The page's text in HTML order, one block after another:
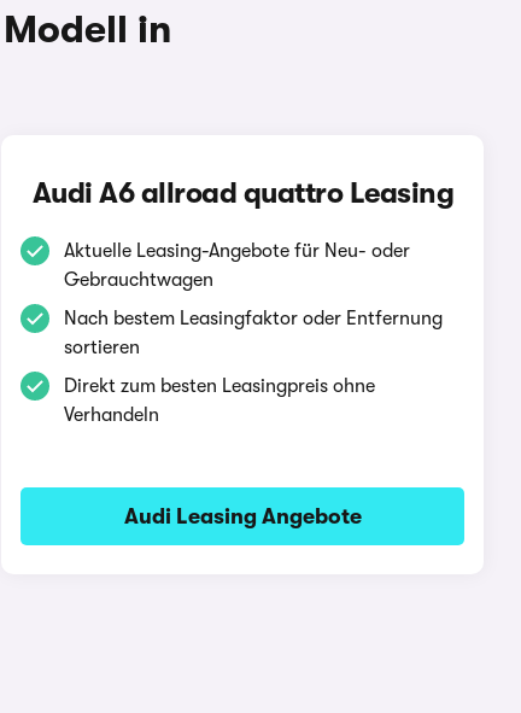
in
Audi A6 allroad quattro Leasing
Aktuelle Leasing-Angebote für Neu- oder
Gebrauchtwagen
Nach bestem Leasingfaktor oder Entfernung
sortieren
Direkt zum besten Leasingpreis ohne
Verhandeln
Audi Leasing Angebote